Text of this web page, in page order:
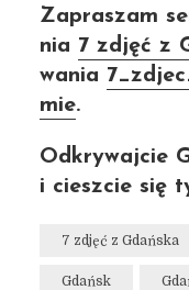
Zapraszam
nia 7 zdjęć z
wania
mie.
Odkrywajcie
i cieszcie się
7 zdjęć z Gdańska
Gdańsk